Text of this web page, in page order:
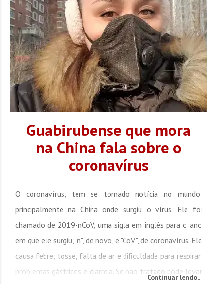
Guabirubense que mora
na China fala sobre o
coronavírus
O coronavírus, tem se tornado notícia no mundo,
principalmente na China onde surgiu o vírus. Ele foi
chamado de 2019-nCoV, uma sigla em inglês para o ano
em que ele surgiu, "n", de novo, e "CoV", de coronavírus. Ele
causa febre, tosse, falta de ar e dificuldade para respirar,
problemas gástricos e diarreia. Se não tratado pode levar
Continuar lendo...